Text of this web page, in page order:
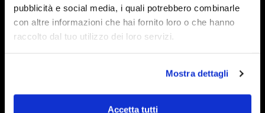
pubblicità e social media, i quali potrebbero combinarle
con altre informazioni che hai fornito loro o che hanno
raccolto dal tuo utilizzo dei loro servizi.
Mostra dettagli
Accetta tutti
7 Giorni Fa
Ho acquistato di nuovo marmellate e sono strepitose. Condivido